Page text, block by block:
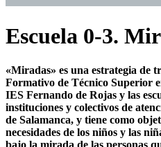
Escuela 0-3.
«Miradas» es una estrategia de
Formativo de Técnico Superior
IES Fernando de Rojas y las
instituciones y colectivos de
de Salamanca, y tiene como
necesidades de los niños y las
bajo la mirada de las personas